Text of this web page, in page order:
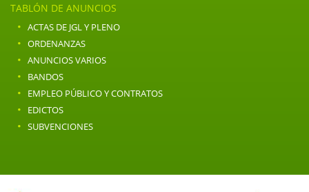
TABLÓN DE ANUNCIOS
· ACTAS DE JGL Y PLENO
· ORDENANZAS
· ANUNCIOS VARIOS
· BANDOS
· EMPLEO PÚBLICO Y CONTRATOS
· EDICTOS
· SUBVENCIONES